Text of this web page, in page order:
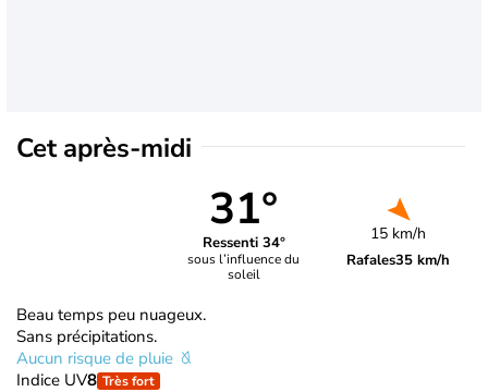
Cet après-midi
31°
Ressenti 34°
sous l’influence du
soleil
15 km/h
Rafales35 km/h
Beau temps peu nuageux.
Sans précipitations.
Aucun risque de pluie
Indice UV8 Très fort